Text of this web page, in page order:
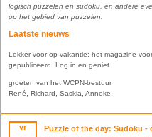
logisch puzzelen en sudoku, en andere
op het gebied van puzzelen.
Laatste nieuws
Lekker voor op vakantie: het magazine
gepubliceerd. Log in en geniet.
groeten van het WCPN-bestuur
René, Richard, Saskia, Anneke
vr Puzzle of the day: Sudoku